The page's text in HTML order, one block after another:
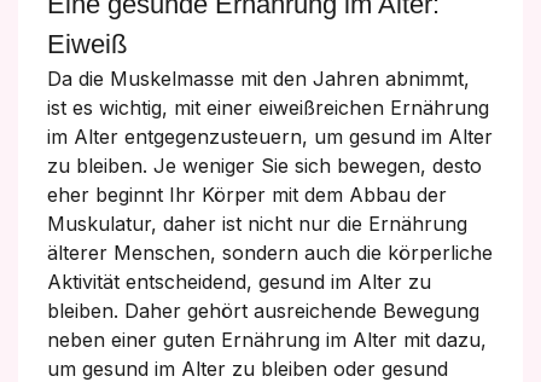
Eiweiß
Da die Muskelmasse mit den Jahren abnimmt,
ist es wichtig, mit einer eiweißreichen Ernährung
im Alter entgegenzusteuern, um gesund im Alter
zu bleiben. Je weniger Sie sich bewegen, desto
eher beginnt Ihr Körper mit dem Abbau der
Muskulatur, daher ist nicht nur die Ernährung
älterer Menschen, sondern auch die körperliche
Aktivität entscheidend, gesund im Alter zu
bleiben. Daher gehört ausreichende Bewegung
neben einer guten Ernährung im Alter mit dazu,
um gesund im Alter zu bleiben oder gesund